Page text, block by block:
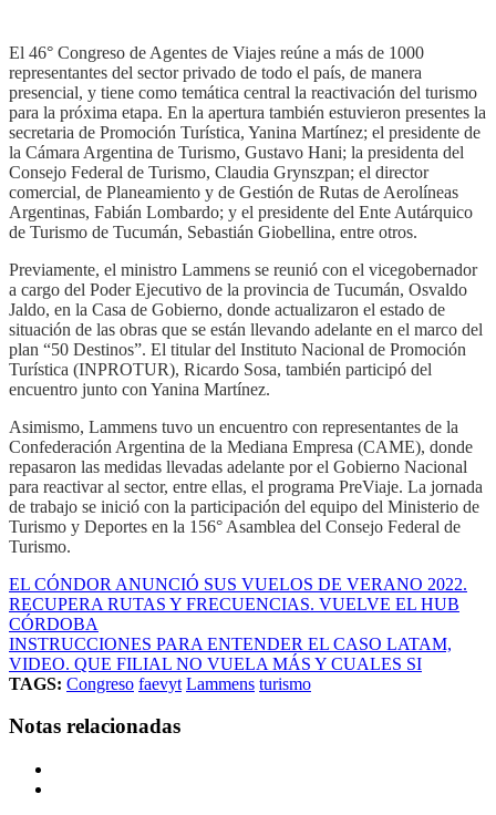
El 46° Congreso de Agentes de Viajes reúne a más de 1000
representantes del sector privado de todo el país, de manera
presencial, y tiene como temática central la reactivación del turismo
para la próxima etapa. En la apertura también estuvieron presentes la
secretaria de Promoción Turística, Yanina Martínez; el presidente de
la Cámara Argentina de Turismo, Gustavo Hani; la presidenta del
Consejo Federal de Turismo, Claudia Grynszpan; el director
comercial, de Planeamiento y de Gestión de Rutas de Aerolíneas
Argentinas, Fabián Lombardo; y el presidente del Ente Autárquico
de Turismo de Tucumán, Sebastián Giobellina, entre otros.
Previamente, el ministro Lammens se reunió con el vicegobernador
a cargo del Poder Ejecutivo de la provincia de Tucumán, Osvaldo
Jaldo, en la Casa de Gobierno, donde actualizaron el estado de
situación de las obras que se están llevando adelante en el marco del
plan “50 Destinos”. El titular del Instituto Nacional de Promoción
Turística (INPROTUR), Ricardo Sosa, también participó del
encuentro junto con Yanina Martínez.
Asimismo, Lammens tuvo un encuentro con representantes de la
Confederación Argentina de la Mediana Empresa (CAME), donde
repasaron las medidas llevadas adelante por el Gobierno Nacional
para reactivar al sector, entre ellas, el programa PreViaje. La jornada
de trabajo se inició con la participación del equipo del Ministerio de
Turismo y Deportes en la 156° Asamblea del Consejo Federal de
Turismo.
EL CÓNDOR ANUNCIÓ SUS VUELOS DE VERANO 2022.
RECUPERA RUTAS Y FRECUENCIAS. VUELVE EL HUB
CÓRDOBA
INSTRUCCIONES PARA ENTENDER EL CASO LATAM,
VIDEO. QUE FILIAL NO VUELA MÁS Y CUALES SI
TAGS: Congreso faevyt Lammens turismo
Notas relacionadas